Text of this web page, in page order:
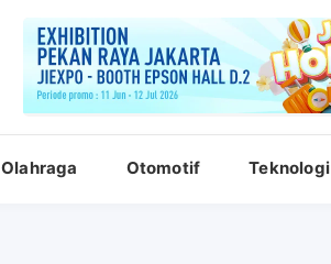
Olahraga Otomotif Teknologi